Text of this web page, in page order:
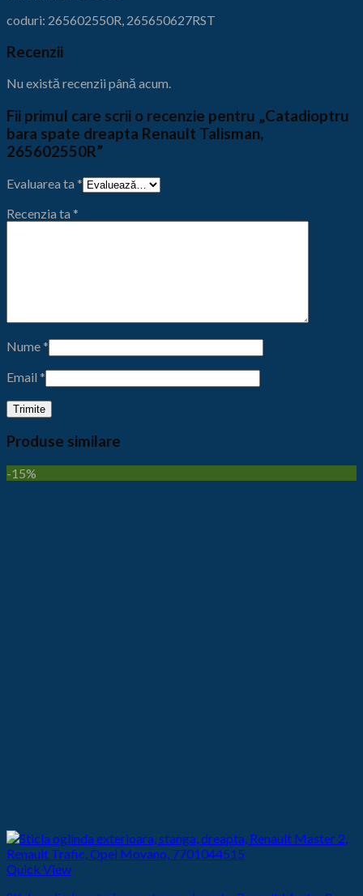
coduri: 265602550R, 265650627RST
Recenzii
Nu există recenzii până acum.
Fii primul care scrii o recenzie pentru „Catadioptru
bara spate dreapta Renault Talisman,
265602550R”
Evaluarea ta *
Recenzia ta *
Nume*
Email *
Produse similare
-15%
Quick View